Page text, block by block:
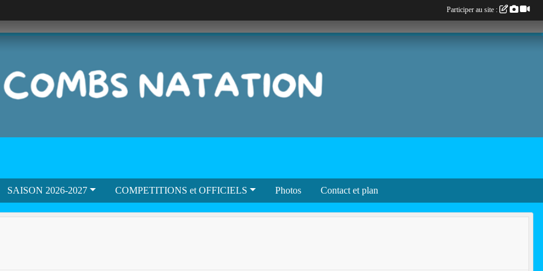
SAISON 2026-2027 COMPETITIONS et OFFICIELS Photos Contact et plan
Participer au site :